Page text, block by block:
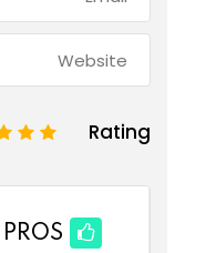
Rating
5
4
PROS